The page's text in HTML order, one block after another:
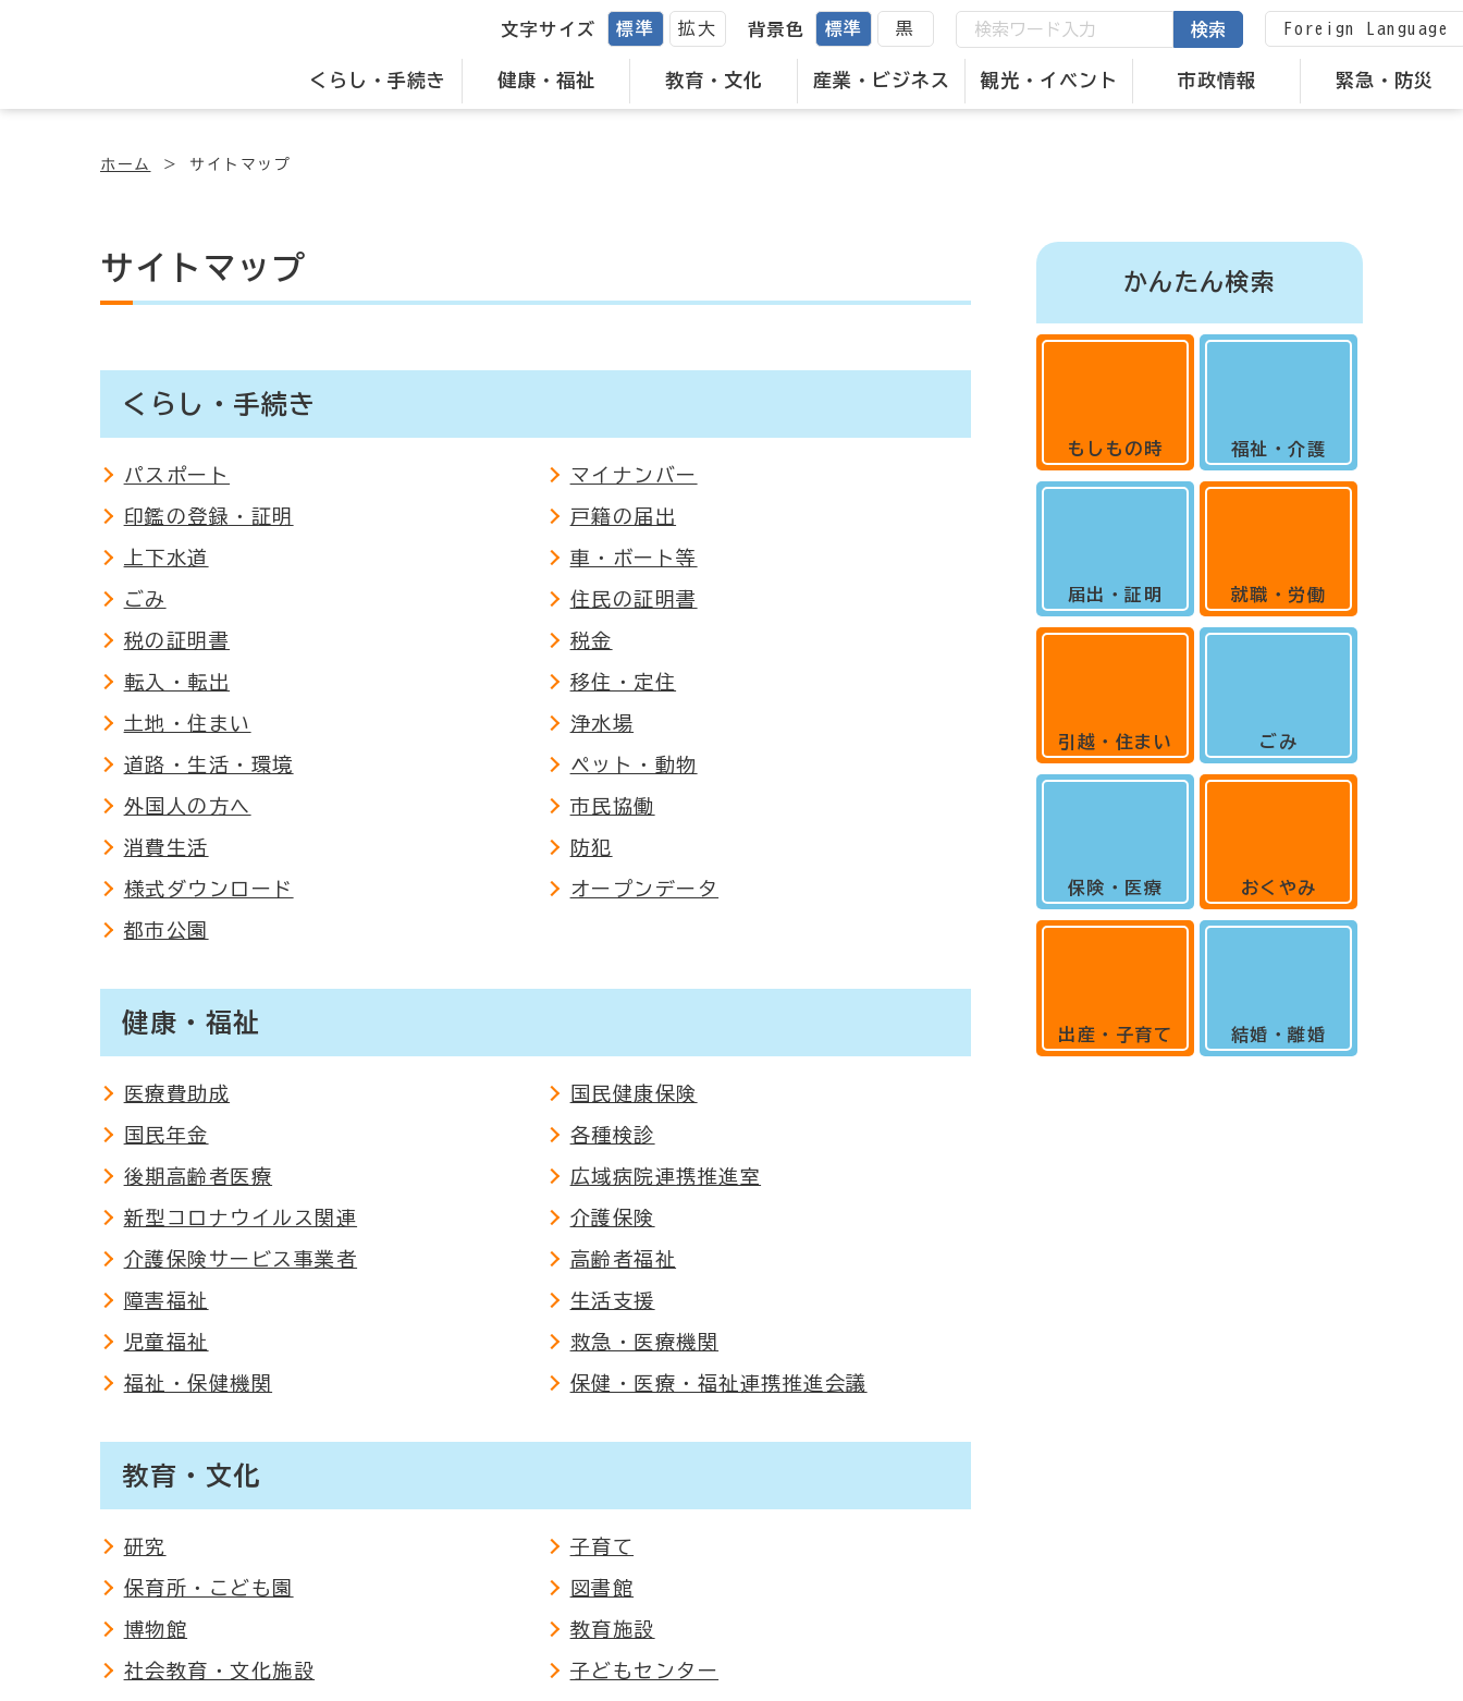
くらし・手続き 健康・福祉 教育・文化 産業・ビジネス 観光・イベント 市政情報 緊急・防災
文字サイズ 標準 拡大 背景色 標準 黒 検索 Foreign Language
ホーム サイトマップ
サイトマップ
くらし・手続き
パスポート マイナンバー
印鑑の登録・証明 戸籍の届出
上下水道 車・ボート等
ごみ 住民の証明書
税の証明書 税金
転入・転出 移住・定住
土地・住まい 浄水場
道路・生活・環境 ペット・動物
外国人の方へ 市民協働
消費生活 防犯
様式ダウンロード オープンデータ
都市公園
健康・福祉
医療費助成 国民健康保険
国民年金 各種検診
後期高齢者医療 広域病院連携推進室
新型コロナウイルス関連 介護保険
介護保険サービス事業者 高齢者福祉
障害福祉 生活支援
児童福祉 救急・医療機関
福祉・保健機関 保健・医療・福祉連携推進会議
教育・文化
研究 子育て
保育所・こども園 図書館
博物館 教育施設
社会教育・文化施設 子どもセンター
かんたん検索
もしもの時
届出・証明
引越・住まい
保険・医療
出産・子育て
福祉・介護
就職・労働
ごみ
おくやみ
結婚・離婚